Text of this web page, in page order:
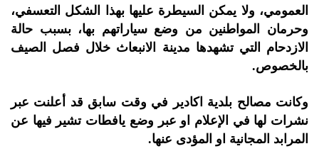
العمومي، ولا يمكن السيطرة عليها بهذا الشكل التعسفي،
وحرمان المواطنين من وضع سياراتهم بها، بسبب حالة
الازدحام التي تشهدها مدينة الانبعاث خلال فصل الصيف
بالخصوص.
وكانت مصالح بلدية اكادير في وقت سابق قد أعلنت عبر
نشرات لها في الإعلام او عبر وضع يافطات تشير فيها عن
المرابد المجانية او المؤدى عنها.